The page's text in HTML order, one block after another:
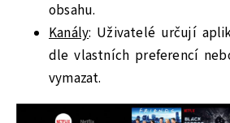
obsahu.
Kanály: Uživatelé určují
dle vlastních preferencí
vymazat.